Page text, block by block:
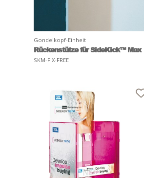
Gondelkopf-Einheit
Rückenstütze für SideKick™ Max
SKM-FIX-FREE